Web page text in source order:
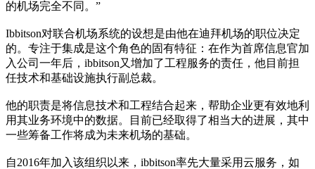
的机场完全不同。”
Ibbitson对联合机场系统的设想是由他在迪拜机场的职位决定
的。专注于集成是这个角色的固有特征：在作为首席信息官加
入公司一年后，ibbitson又增加了工程服务的责任，他目前担
任技术和基础设施执行副总裁。
他的职责是将信息技术和工程结合起来，帮助企业更有效地利
用其业务环境中的数据。目前已经取得了相当大的进展，其中
一些筹备工作将成为未来机场的基础。
自2016年加入该组织以来，ibbitson率先大量采用云服务，如